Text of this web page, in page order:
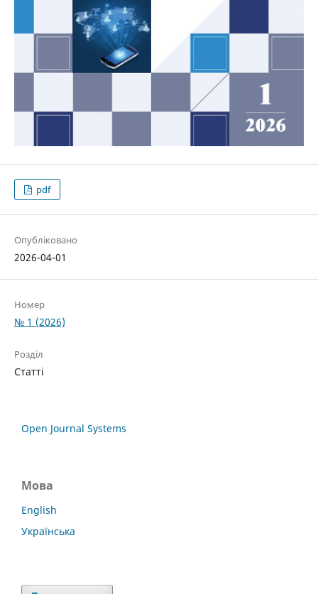
pdf
Опубліковано
2026-04-01
Номер
№ 1 (2026)
Розділ
Статті
Open Journal Systems
Мова
English
Українська